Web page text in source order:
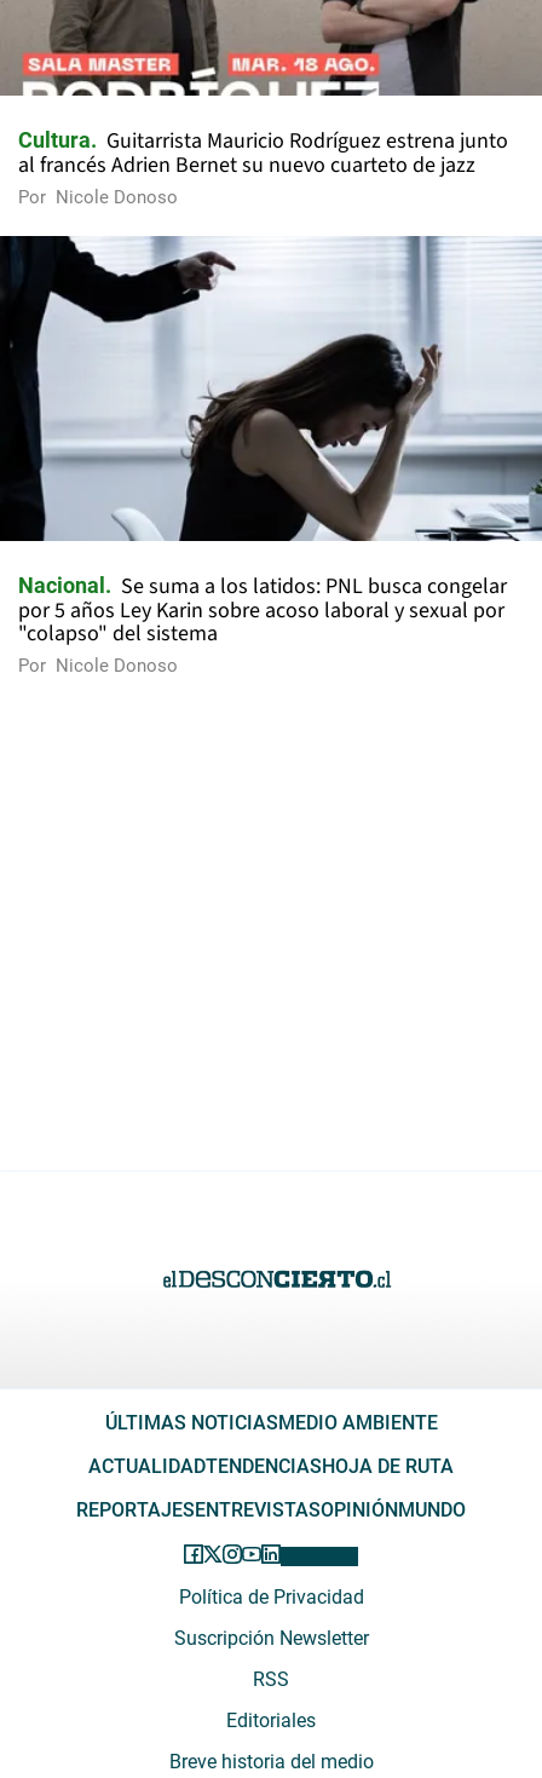
Cultura
Guitarrista Mauricio Rodríguez estrena junto
al francés Adrien Bernet su nuevo cuarteto de jazz
Por Nicole Donoso
Nacional
Se suma a los latidos: PNL busca congelar
por 5 años Ley Karin sobre acoso laboral y sexual por
"colapso" del sistema
Por Nicole Donoso
ÚLTIMAS NOTICIAS MEDIO AMBIENTE
ACTUALIDADTENDENCIAS HOJA DE RUTA
REPORTAJES ENTREVISTASOPINIÓN MUNDO
Política de Privacidad
Suscripción Newsletter
RSS
Editoriales
Breve historia del medio